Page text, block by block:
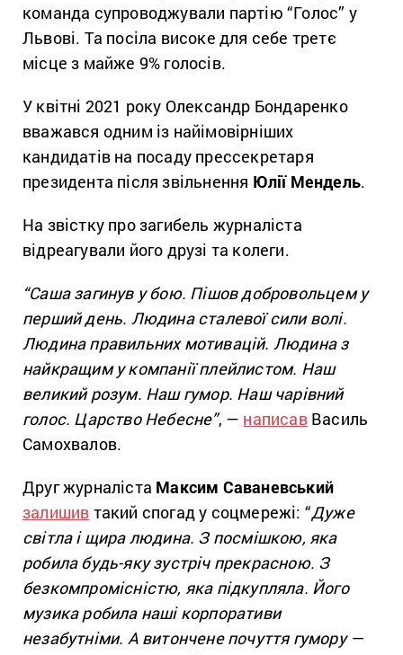
команда супроводжували партію “Голос” у
Львові. Та посіла високе для себе третє
місце з майже 9% голосів.
У квітні 2021 року Олександр Бондаренко
вважався одним із найімовірніших
кандидатів на посаду прессекретаря
президента після звільнення Юлії Мендель.
На звістку про загибель журналіста
відреагували його друзі та колеги.
“Саша загинув у бою. Пішов добровольцем у
перший день. Людина сталевої сили волі.
Людина правильних мотивацій. Людина з
найкращим у компанії плейлистом. Наш
великий розум. Наш гумор. Наш чарівний
голос. Царство Небесне”, — написавВасиль
Самохвалов.
Друг журналіста Максим Саваневський
залишив такий спогад у соцмережі: “Дуже
світла і щира людина. З посмішкою, яка
робила будь-яку зустріч прекрасною. З
безкомпромісністю, яка підкупляла. Його
музика робила наші корпоративи
незабутніми. А витончене почуття гумору —